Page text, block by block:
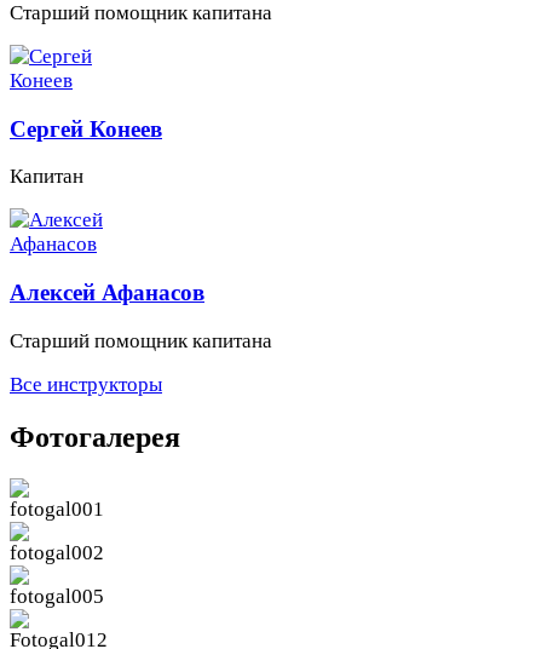
Старший помощник капитана
Сергей Конеев
Капитан
Алексей Афанасов
Старший помощник капитана
Все инструкторы
Фотогалерея